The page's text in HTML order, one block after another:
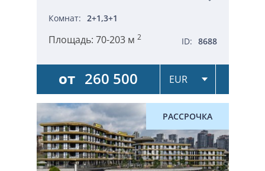
Комнат: 2+1,3+1
Площадь: 70-203 м 2 ID: 8688
от 260 500
РАССРОЧКА